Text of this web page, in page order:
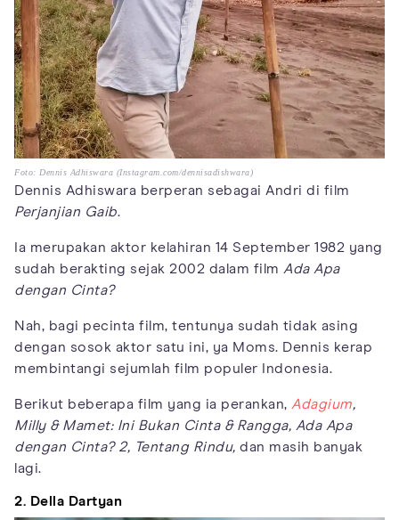
Foto: Dennis Adhiswara (Instagram.com/dennisadishwara)
Dennis Adhiswara berperan sebagai Andri di film
Perjanjian Gaib.
Ia merupakan aktor kelahiran 14 September 1982 yang
sudah berakting sejak 2002 dalam film Ada Apa
dengan Cinta?
Nah, bagi pecinta film, tentunya sudah tidak asing
dengan sosok aktor satu ini, ya Moms. Dennis kerap
membintangi sejumlah film populer Indonesia.
Berikut beberapa film yang ia perankan, Adagium,
Milly & Mamet: Ini Bukan Cinta & Rangga, Ada Apa
dengan Cinta? 2, Tentang Rindu, dan masih banyak
lagi.
2. Della Dartyan